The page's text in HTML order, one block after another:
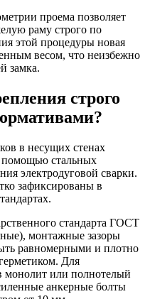
проема позволяет
раму строго по
этой процедуры новая
весом, что неизбежно
замка.
строго
в несущих стенах
помощью стальных
электродуговой сварки.
зафиксированы в
стандарта ГОСТ
монтажные зазоры
равномерными и плотно
Для
монолит или полнотелый
анкерные болты